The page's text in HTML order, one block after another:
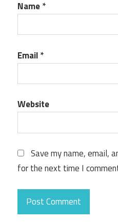
Name*
Email*
Website
Save my name, email,
for the next time I